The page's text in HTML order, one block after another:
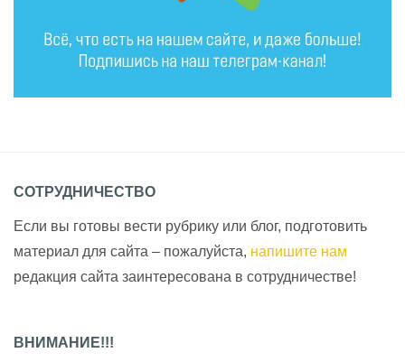
СОТРУДНИЧЕСТВО
Если вы готовы вести рубрику или блог, подготовить
материал для сайта – пожалуйста, напишите нам
редакция сайта заинтересована в сотрудничестве!
ВНИМАНИЕ!!!